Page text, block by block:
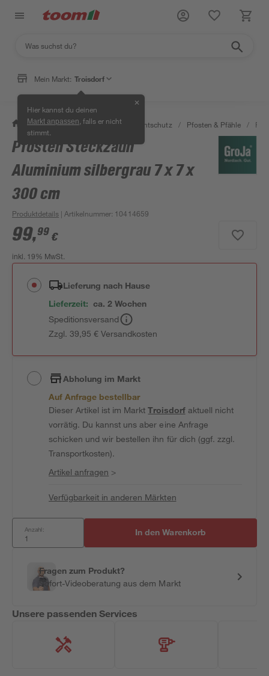
Mein Markt: Troisdorf
Hier kannst du deinen
Markt anpassen , falls er nicht
stimmt.
✕
/ Garten & Freizeit / Zäune & Sichtschutz / Pfosten & Pfähle /
Pfosten Steckzaun
Aluminium silbergrau 7 x 7 x
300 cm
Produktdetails | Artikelnummer: 10414659
99,99 €
inkl. 19% MwSt.
Lieferung nach Hause
Lieferzeit: ca. 2 Wochen
Speditionsversand
Zzgl. 39,95 € Versandkosten
Abholung im Markt
Auf Anfrage bestellbar
Dieser Artikel ist im MarktTroisdorfaktuell nicht
vorrätig. Du kannst uns aber eine Anfrage
schicken und wir bestellen ihn für dich (ggf. zzgl.
Transportkosten).
Artikel anfragen >
Verfügbarkeit in anderen Märkten
Anzahl: In den Warenkorb
Fragen zum Produkt?
Sofort-Videoberatung aus dem Markt
Unsere passenden Services